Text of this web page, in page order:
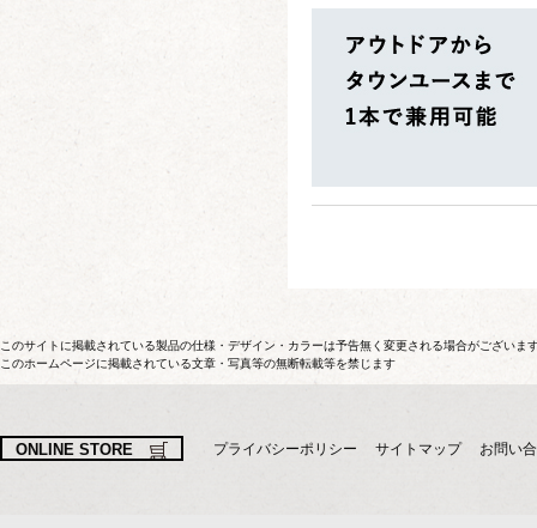
このサイトに掲載されている製品の仕様・デザイン・カラーは予告無く変更される場合がござい
このホームページに掲載されている文章・写真等の無断転載等を禁じます
ONLINE STORE プライバシーポリシー サイトマップ お問い